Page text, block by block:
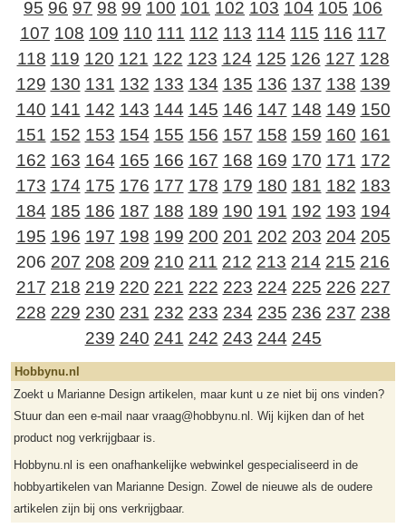
95 96 97 98 99 100 101 102 103 104 105 106
107 108 109 110 111 112 113 114 115 116 117
118 119 120 121 122 123 124 125 126 127 128
129 130 131 132 133 134 135 136 137 138 139
140 141 142 143 144 145 146 147 148 149 150
151 152 153 154 155 156 157 158 159 160 161
162 163 164 165 166 167 168 169 170 171 172
173 174 175 176 177 178 179 180 181 182 183
184 185 186 187 188 189 190 191 192 193 194
195 196 197 198 199 200 201 202 203 204 205
206 207 208 209 210 211 212 213 214 215 216
217 218 219 220 221 222 223 224 225 226 227
228 229 230 231 232 233 234 235 236 237 238
239 240 241 242 243 244 245
Hobbynu.nl
Zoekt u Marianne Design artikelen, maar kunt u ze niet bij ons vinden?
Stuur dan een e-mail naar vraag@hobbynu.nl. Wij kijken dan of het
product nog verkrijgbaar is.
Hobbynu.nl is een onafhankelijke webwinkel gespecialiseerd in de
hobbyartikelen van Marianne Design. Zowel de nieuwe als de oudere
artikelen zijn bij ons verkrijgbaar.